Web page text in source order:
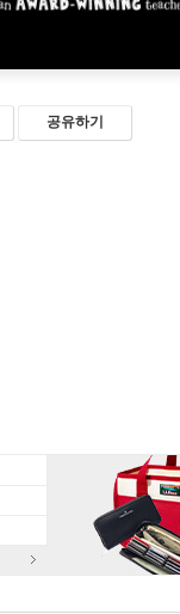
공유하기